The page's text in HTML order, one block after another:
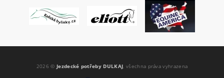
2026 © Jezdecké potřeby DULKAJ, všechna práva vyhrazena